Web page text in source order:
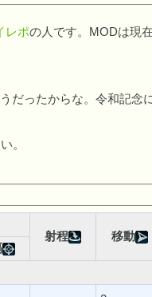
レポの人です。MODは現
ったからな。令和記念
。
射程
移動